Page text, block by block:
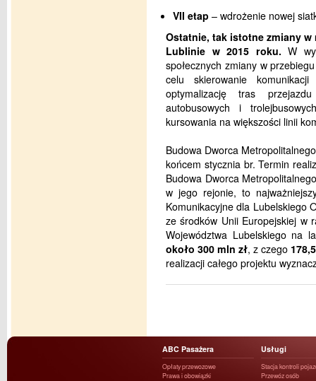
VII etap – wdrożenie nowej
Ostatnie, tak istotne zmiany
Lublinie w 2015 roku. W
społecznych zmiany w
celu skierowanie
optymalizację tras
autobusowych i
kursowania na większości linii
Budowa Dworca
końcem stycznia br. Termin
Budowa Dworca
w jego rejonie, to
Komunikacyjne dla Lubelskiego
ze środków Unii Europejskiej w
Województwa Lubelskiego na
około 300 mln zł, z czego
realizacji całego projektu
ABC Pasażera
Opłaty przewozowe
Prawa i obowiązki
Usługi
Stacja kontroli
Przewóz osób